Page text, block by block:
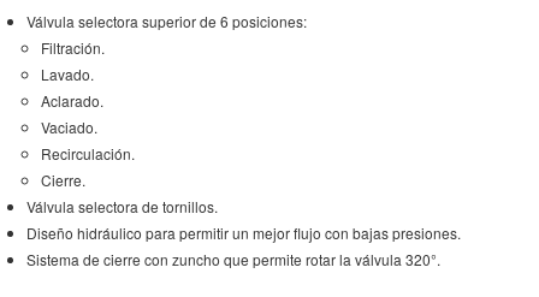
Válvula selectora superior de 6 posiciones:
Filtración.
Lavado.
Aclarado.
Vaciado.
Recirculación.
Cierre.
Válvula selectora de tornillos.
Diseño hidráulico para permitir un mejor flujo con bajas presiones.
Sistema de cierre con zuncho que permite rotar la válvula 320°.